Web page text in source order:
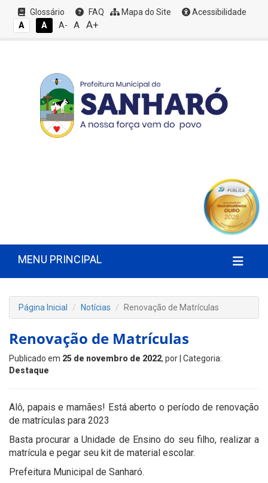
Glossário FAQ Mapa do Site
Acessibilidade
A
A A- A A+
MENU PRINCIPAL
Página Inicial Notícias Renovação de Matrículas
Renovação de Matrículas
Publicado em 25 de novembro de 2022, por | Categoria:
Destaque
Alô, papais e mamães! Está aberto o período de renovação
de matrículas para 2023
Basta procurar a Unidade de Ensino do seu filho, realizar a
matrícula e pegar seu kit de material escolar.
Prefeitura Municipal de Sanharó.